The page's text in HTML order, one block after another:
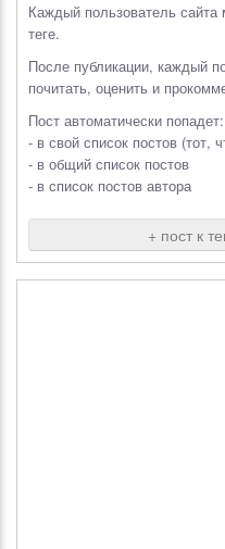
Каждый пользователь сайта
теге.
После публикации, каждый
почитать, оценить и
Пост автоматически попадет:
- в свой список постов (тот,
- в общий список постов
- в список постов автора
+ пост к